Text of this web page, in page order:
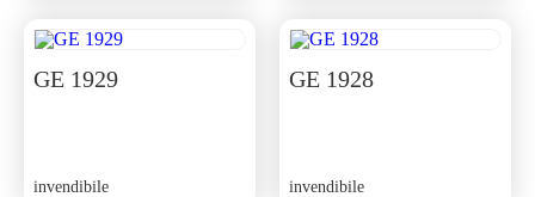
GE 1929
invendibile
GE 1928
invendibile